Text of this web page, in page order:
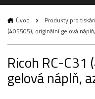
Úvod Produkty pro
(405505), originální gelová
Ricoh RC-
gelová náplň,